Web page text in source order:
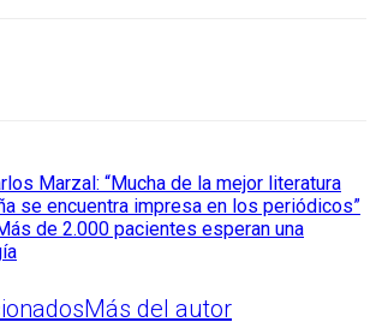
Marzal: “Mucha de la mejor literatura
se encuentra impresa en los periódicos”
de 2.000 pacientes esperan una
Más del autor